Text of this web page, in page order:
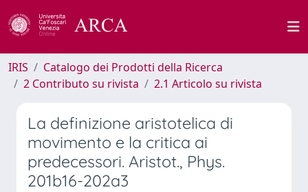
IRIS
Catalogo dei Prodotti della Ricerca
2 Contributo su rivista
2.1 Articolo su rivista
La definizione aristotelica di
movimento e la critica ai
predecessori. Aristot., Phys.
201b16-202a3